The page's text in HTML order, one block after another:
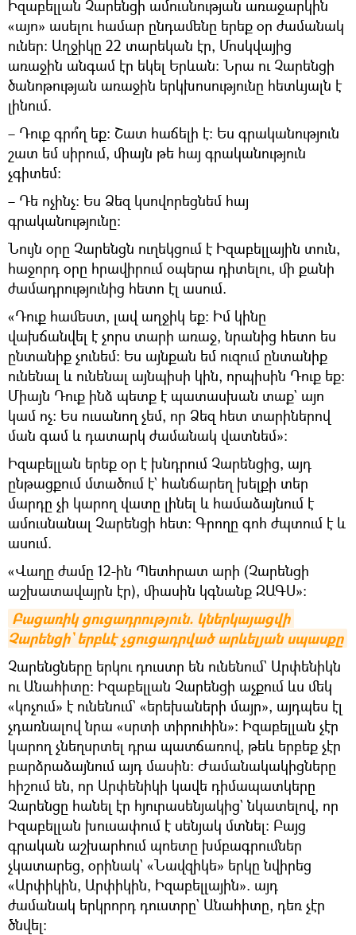
Իզաբելլան Չարենցի ամուսնության առաջարկին
«այո» ասելու համար ընդամենը երեք օր ժամանակ
ուներ։ Աղջիկը 22 տարեկան էր, Մոսկվայից
առաջին անգամ էր եկել Երևան։ Նրա ու Չարենցի
ծանոթության առաջին երկխոսությունը հետևյալն է
լինում.
– Դուք գրո՞ղ եք։ Շատ հաճելի է։ Ես գրականություն
շատ եմ սիրում, միայն թե հայ գրականություն
չգիտեմ։
– Դե ոչինչ։ Ես Ձեզ կսովորեցնեմ հայ
գրականությունը։
Նույն օրը Չարենցն ուղեկցում է Իզաբելլային տուն,
հաջորդ օրը հրավիրում օպերա դիտելու, մի քանի
ժամադրությունից հետո էլ ասում.
«Դուք համեստ, լավ աղջիկ եք։ Իմ կինը
վախճանվել է չորս տարի առաջ, նրանից հետո ես
ընտանիք չունեմ։ Ես այնքան եմ ուզում ընտանիք
ունենալ և ունենալ այնպիսի կին, որպիսին Դուք եք։
Միայն Դուք ինձ պետք է պատասխան տաք` այո
կամ ոչ։ Ես ուսանող չեմ, որ Ձեզ հետ տարիներով
ման գամ և դատարկ ժամանակ վատնեմ»։
Իզաբելլան երեք օր է խնդրում Չարենցից, այդ
ընթացքում մտածում է` հանճարեղ խելքի տեր
մարդը չի կարող վատը լինել և համաձայնում է
ամուսնանալ Չարենցի հետ։ Գրողը գոհ ժպտում է և
ասում.
«Վաղը ժամը 12-ին Պետհրատ արի (Չարենցի
աշխատավայրն էր), միասին կգնանք ԶԱԳՍ»։
Բացառիկ ցուցադրություն. կներկայացվի
Չարենցի` երբևէ չցուցադրված արևելյան սպասքը
Չարենցները երկու դուստր են ունենում` Արփենիկն
ու Անահիտը։ Իզաբելլան Չարենցի աչքում ևս մեկ
«կոչում» է ունենում` «երեխաների մայր», այդպես էլ
չդառնալով նրա «սրտի տիրուհին»։ Իզաբելլան չէր
կարող չնեղսրտել դրա պատճառով, թեև երբեք չէր
բարձրաձայնում այդ մասին։ Ժամանակակիցները
հիշում են, որ Արփենիկի կավե դիմապատկերը
Չարենցը հանել էր հյուրասենյակից` նկատելով, որ
Իզաբելլան խուսափում է սենյակ մտնել։ Բայց
գրական աշխարհում պոետը խմբագրումներ
չկատարեց, օրինակ` «Նավզիկե» երկը նվիրեց
«Արփիկին, Արփիկին, Իզաբելլային». այդ
ժամանակ երկրորդ դուստրը` Անահիտը, դեռ չէր
ծնվել։